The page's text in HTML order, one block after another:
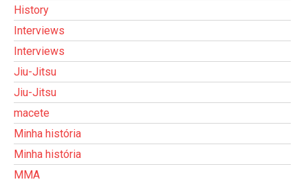
History
Interviews
Interviews
Jiu-Jitsu
Jiu-Jitsu
macete
Minha história
Minha história
MMA